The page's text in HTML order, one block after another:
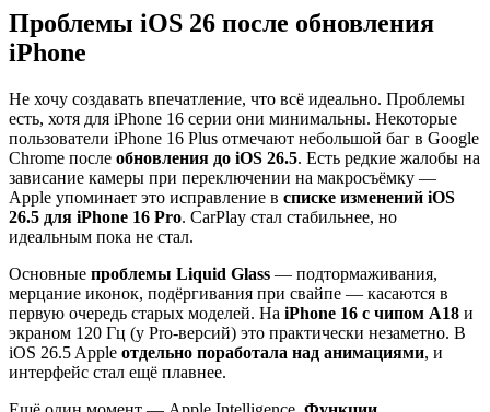
Проблемы iOS 26 после обновления
iPhone
Не хочу создавать впечатление, что всё идеально. Проблемы
есть, хотя для iPhone 16 серии они минимальны. Некоторые
пользователи iPhone 16 Plus отмечают небольшой баг в Google
Chrome после обновления до iOS 26.5. Есть редкие жалобы на
зависание камеры при переключении на макросъёмку —
Apple упоминает это исправление в списке изменений iOS
26.5 для iPhone 16 Pro. CarPlay стал стабильнее, но
идеальным пока не стал.
Основные проблемы Liquid Glass — подтормаживания,
мерцание иконок, подёргивания при свайпе — касаются в
первую очередь старых моделей. На iPhone 16 с чипом A18 и
экраном 120 Гц (у Pro-версий) это практически незаметно. В
iOS 26.5 Apple отдельно поработала над анимациями, и
интерфейс стал ещё плавнее.